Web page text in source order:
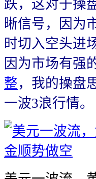
跌，这对于操
晰信号，因为
时切入空头进
因为市场有强
整，我的操盘
一波3浪行情。